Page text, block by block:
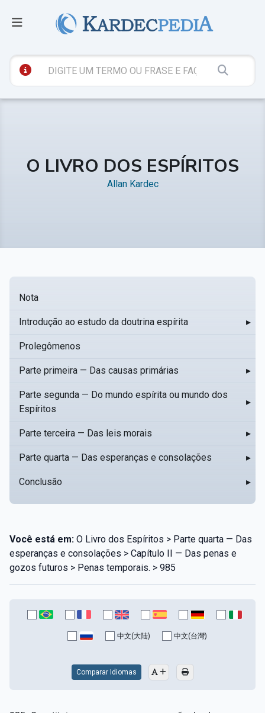
O LIVRO DOS ESPÍRITOS
Allan Kardec
Nota
Introdução ao estudo da doutrina espírita ▸
Prolegômenos
Parte primeira — Das causas primárias ▸
Parte segunda — Do mundo espírita ou mundo dos
Espíritos
▸
Parte terceira — Das leis morais ▸
Parte quarta — Das esperanças e consolações ▸
Conclusão ▸
Você está em: O Livro dos Espíritos > Parte quarta — Das
esperanças e consolações > Capítulo II — Das penas e
gozos futuros > Penas temporais. > 985
中文(大陆) 中文(台灣)
Comparar Idiomas